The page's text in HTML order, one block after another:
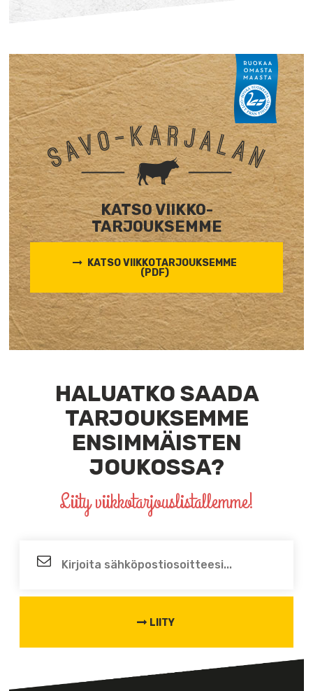
KATSO VIIKKO-
TARJOUKSEMME
KATSO VIIKKOTARJOUKSEMME
(PDF)
HALUATKO SAADA
TARJOUKSEMME
ENSIMMÄISTEN
JOUKOSSA?
Liity viikkotarjouslistallemme!